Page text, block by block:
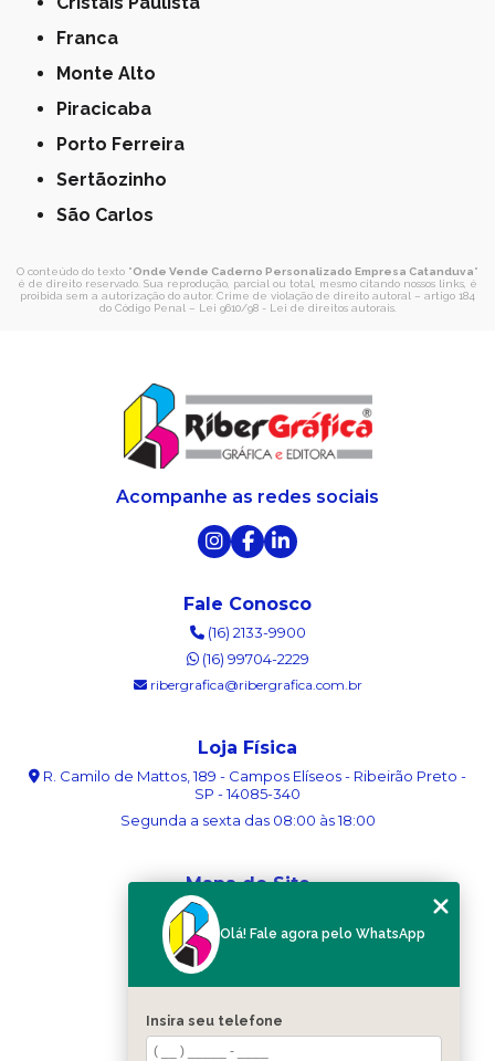
Franca
Monte Alto
Piracicaba
Porto Ferreira
Sertãozinho
São Carlos
O conteúdo do texto "Onde Vende Caderno Personalizado Empresa Catanduva"
é de direito reservado. Sua reprodução, parcial ou total, mesmo citando nossos links, é
proibida sem a autorização do autor. Crime de violação de direito autoral – artigo 184
do Código Penal – Lei 9610/98 - Lei de direitos autorais.
Acompanhe as redes sociais
Fale Conosco
(16) 2133-9900
(16) 99704-2229
ribergrafica@ribergrafica.com.br
Loja Física
R. Camilo de Mattos, 189 - Campos Elíseos - Ribeirão Preto -
SP - 14085-340
Segunda a sexta das 08:00 às 18:00
Mapa do Site
Sobre nós
Blog
Categorias
Olá! Fale agora pelo WhatsApp
Insira seu telefone